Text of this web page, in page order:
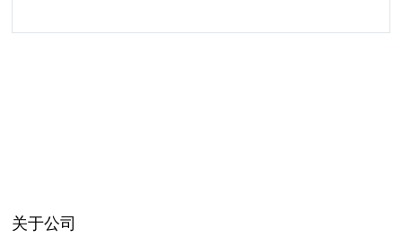
关于公司